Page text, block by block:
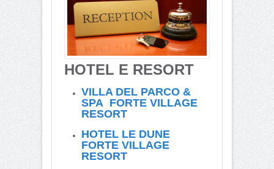
HOTEL E RESORT
VILLA DEL PARCO &
SPA FORTE VILLAGE
RESORT
HOTEL LE DUNE
FORTE VILLAGE
RESORT